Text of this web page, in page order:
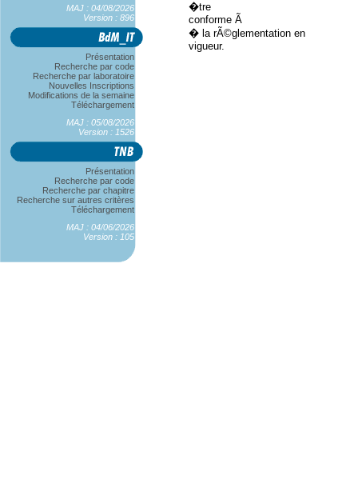
MAJ : 04/08/2026
Version : 896
Présentation
Recherche par code
Recherche par laboratoire
Nouvelles Inscriptions
Modifications de la semaine
Téléchargement
MAJ : 05/08/2026
Version : 1526
Présentation
Recherche par code
Recherche par chapitre
Recherche sur autres critères
Téléchargement
MAJ : 04/06/2026
Version : 105
�tre
conforme Ã
� la rÃ©glementation en
vigueur.